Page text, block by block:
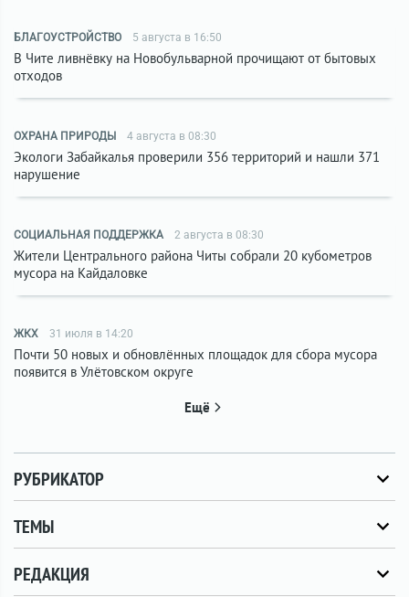
БЛАГОУСТРОЙСТВО 5 августа в 16:50
В Чите ливнёвку на Новобульварной прочищают от бытовых
отходов
ОХРАНА ПРИРОДЫ 4 августа в 08:30
Экологи Забайкалья проверили 356 территорий и нашли 371
нарушение
СОЦИАЛЬНАЯ ПОДДЕРЖКА 2 августа в 08:30
Жители Центрального района Читы собрали 20 кубометров
мусора на Кайдаловке
ЖКХ 31 июля в 14:20
Почти 50 новых и обновлённых площадок для сбора мусора
появится в Улётовском округе
Ещё
РУБРИКАТОР
ТЕМЫ
РЕДАКЦИЯ